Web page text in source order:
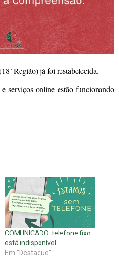
Região) já foi restabelecida.
serviços online estão funcionando
COMUNICADO: telefone fixo
está indisponível
Em "Destaque"